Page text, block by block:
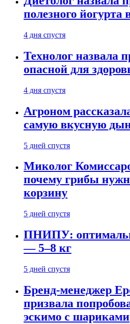
полезного йогурта
4 дня спустя
Технолог назвала
опасной для
4 дня спустя
Агроном
самую вкусную
5 дней спустя
Миколог
почему грибы
корзину
5 дней спустя
ПНИПУ:
— 5–8 кг
5 дней спустя
Бренд-менеджер
призвала
эскимо с шариками